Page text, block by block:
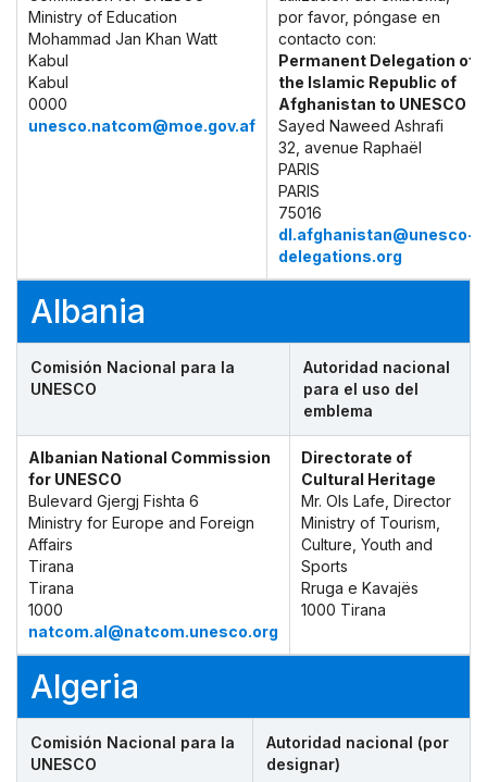
Ministry of Education
Mohammad Jan Khan Watt
Kabul
Kabul
0000
unesco.natcom@moe.gov.af
por favor, póngase en
contacto con:
Permanent Delegation of
the Islamic Republic of
Afghanistan to UNESCO
Sayed Naweed Ashrafi
32, avenue Raphaël
PARIS
PARIS
75016
dl.afghanistan@unesco-
delegations.org
Albania
Comisión Nacional para la
UNESCO
Autoridad nacional
para el uso del
emblema
Albanian National Commission
for UNESCO
Bulevard Gjergj Fishta 6
Ministry for Europe and Foreign
Affairs
Tirana
Tirana
1000
natcom.al@natcom.unesco.org
Directorate of
Cultural Heritage
Mr. Ols Lafe, Director
Ministry of Tourism,
Culture, Youth and
Sports
Rruga e Kavajës
1000 Tirana
Algeria
Comisión Nacional para la
UNESCO
Autoridad nacional (por
designar)